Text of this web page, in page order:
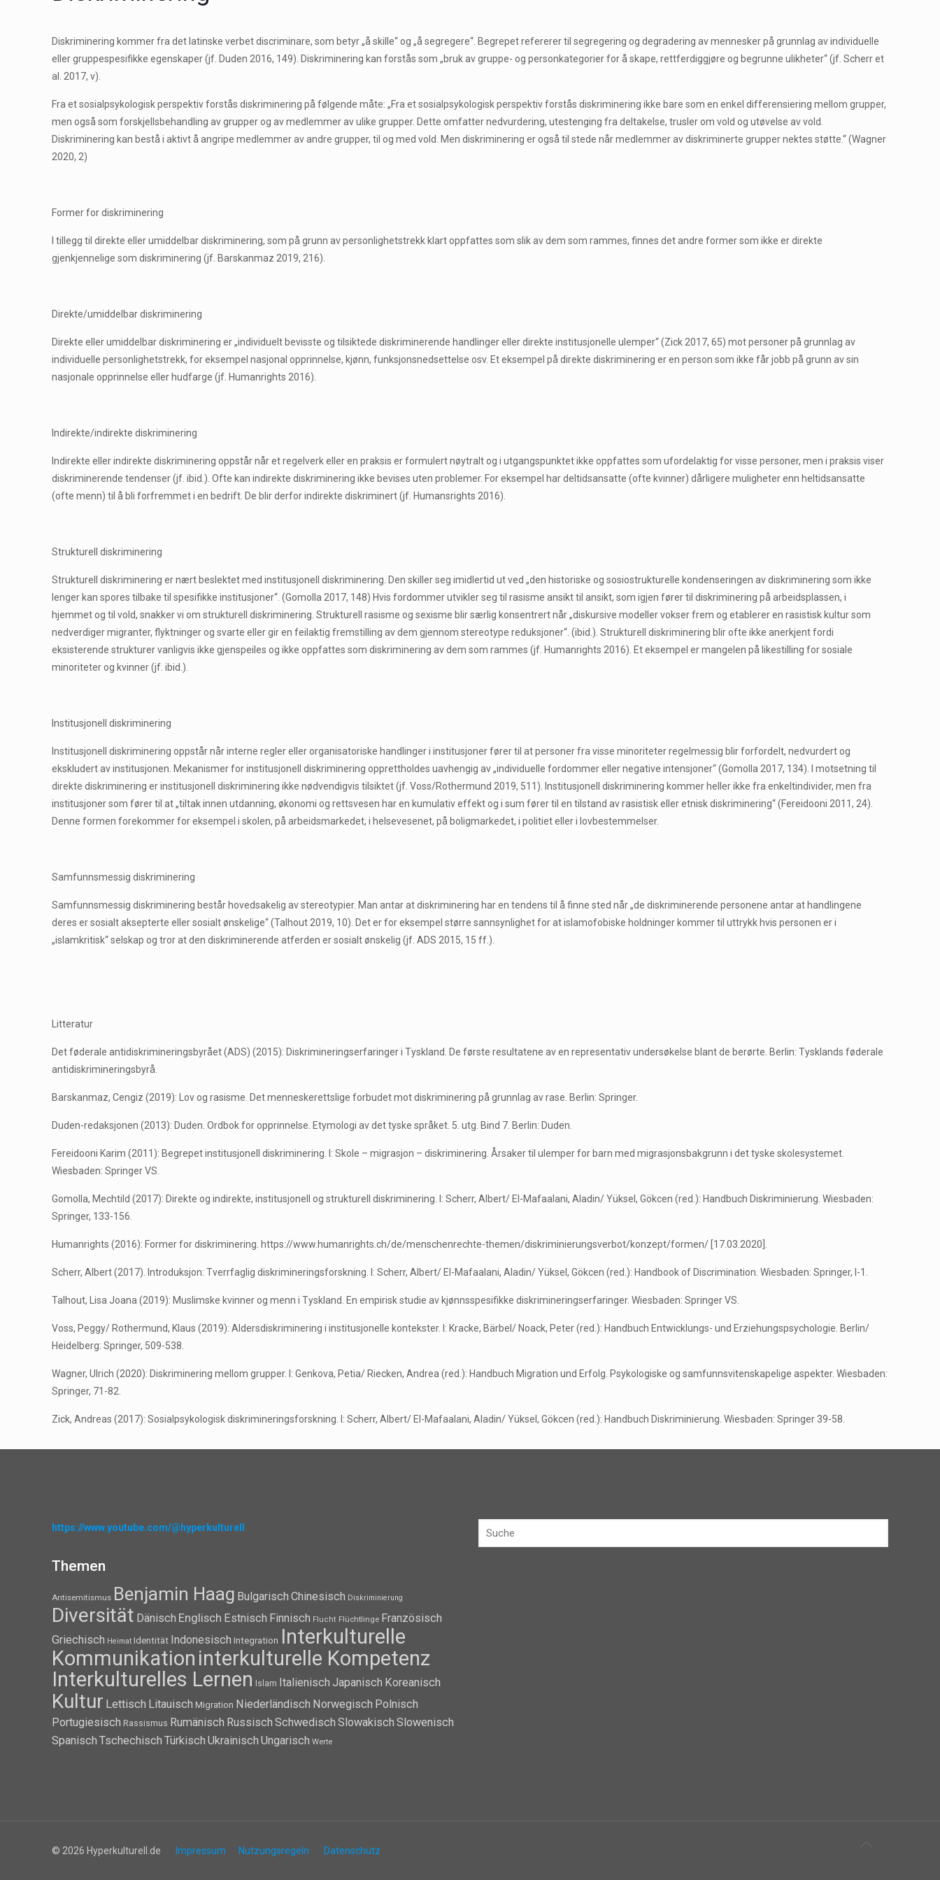
Diskriminering kommer fra det latinske verbet discriminare, som betyr „å skille“ og „å segregere“. Begrepet refererer til segregering og degradering av mennesker på grunnlag av individuelle
eller gruppespesifikke egenskaper (jf. Duden 2016, 149). Diskriminering kan forstås som „bruk av gruppe- og personkategorier for å skape, rettferdiggjøre og begrunne ulikheter“ (jf. Scherr et
al. 2017, v).
Fra et sosialpsykologisk perspektiv forstås diskriminering på følgende måte: „Fra et sosialpsykologisk perspektiv forstås diskriminering ikke bare som en enkel differensiering mellom grupper,
men også som forskjellsbehandling av grupper og av medlemmer av ulike grupper. Dette omfatter nedvurdering, utestenging fra deltakelse, trusler om vold og utøvelse av vold.
Diskriminering kan bestå i aktivt å angripe medlemmer av andre grupper, til og med vold. Men diskriminering er også til stede når medlemmer av diskriminerte grupper nektes støtte.“ (Wagner
2020, 2)
Former for diskriminering
I tillegg til direkte eller umiddelbar diskriminering, som på grunn av personlighetstrekk klart oppfattes som slik av dem som rammes, finnes det andre former som ikke er direkte
gjenkjennelige som diskriminering (jf. Barskanmaz 2019, 216).
Direkte/umiddelbar diskriminering
Direkte eller umiddelbar diskriminering er „individuelt bevisste og tilsiktede diskriminerende handlinger eller direkte institusjonelle ulemper“ (Zick 2017, 65) mot personer på grunnlag av
individuelle personlighetstrekk, for eksempel nasjonal opprinnelse, kjønn, funksjonsnedsettelse osv. Et eksempel på direkte diskriminering er en person som ikke får jobb på grunn av sin
nasjonale opprinnelse eller hudfarge (jf. Humanrights 2016).
Indirekte/indirekte diskriminering
Indirekte eller indirekte diskriminering oppstår når et regelverk eller en praksis er formulert nøytralt og i utgangspunktet ikke oppfattes som ufordelaktig for visse personer, men i praksis viser
diskriminerende tendenser (jf. ibid.). Ofte kan indirekte diskriminering ikke bevises uten problemer. For eksempel har deltidsansatte (ofte kvinner) dårligere muligheter enn heltidsansatte
(ofte menn) til å bli forfremmet i en bedrift. De blir derfor indirekte diskriminert (jf. Humansrights 2016).
Strukturell diskriminering
Strukturell diskriminering er nært beslektet med institusjonell diskriminering. Den skiller seg imidlertid ut ved „den historiske og sosiostrukturelle kondenseringen av diskriminering som ikke
lenger kan spores tilbake til spesifikke institusjoner“. (Gomolla 2017, 148) Hvis fordommer utvikler seg til rasisme ansikt til ansikt, som igjen fører til diskriminering på arbeidsplassen, i
hjemmet og til vold, snakker vi om strukturell diskriminering. Strukturell rasisme og sexisme blir særlig konsentrert når „diskursive modeller vokser frem og etablerer en rasistisk kultur som
nedverdiger migranter, flyktninger og svarte eller gir en feilaktig fremstilling av dem gjennom stereotype reduksjoner“. (ibid.). Strukturell diskriminering blir ofte ikke anerkjent fordi
eksisterende strukturer vanligvis ikke gjenspeiles og ikke oppfattes som diskriminering av dem som rammes (jf. Humanrights 2016). Et eksempel er mangelen på likestilling for sosiale
minoriteter og kvinner (jf. ibid.).
Institusjonell diskriminering
Institusjonell diskriminering oppstår når interne regler eller organisatoriske handlinger i institusjoner fører til at personer fra visse minoriteter regelmessig blir forfordelt, nedvurdert og
ekskludert av institusjonen. Mekanismer for institusjonell diskriminering opprettholdes uavhengig av „individuelle fordommer eller negative intensjoner“ (Gomolla 2017, 134). I motsetning til
direkte diskriminering er institusjonell diskriminering ikke nødvendigvis tilsiktet (jf. Voss/Rothermund 2019, 511). Institusjonell diskriminering kommer heller ikke fra enkeltindivider, men fra
institusjoner som fører til at „tiltak innen utdanning, økonomi og rettsvesen har en kumulativ effekt og i sum fører til en tilstand av rasistisk eller etnisk diskriminering“ (Fereidooni 2011, 24).
Denne formen forekommer for eksempel i skolen, på arbeidsmarkedet, i helsevesenet, på boligmarkedet, i politiet eller i lovbestemmelser.
Samfunnsmessig diskriminering
Samfunnsmessig diskriminering består hovedsakelig av stereotypier. Man antar at diskriminering har en tendens til å finne sted når „de diskriminerende personene antar at handlingene
deres er sosialt aksepterte eller sosialt ønskelige“ (Talhout 2019, 10). Det er for eksempel større sannsynlighet for at islamofobiske holdninger kommer til uttrykk hvis personen er i
„islamkritisk“ selskap og tror at den diskriminerende atferden er sosialt ønskelig (jf. ADS 2015, 15 ff.).
Litteratur
Det føderale antidiskrimineringsbyrået (ADS) (2015): Diskrimineringserfaringer i Tyskland. De første resultatene av en representativ undersøkelse blant de berørte. Berlin: Tysklands føderale
antidiskrimineringsbyrå.
Barskanmaz, Cengiz (2019): Lov og rasisme. Det menneskerettslige forbudet mot diskriminering på grunnlag av rase. Berlin: Springer.
Duden-redaksjonen (2013): Duden. Ordbok for opprinnelse. Etymologi av det tyske språket. 5. utg. Bind 7. Berlin: Duden.
Fereidooni Karim (2011): Begrepet institusjonell diskriminering. I: Skole – migrasjon – diskriminering. Årsaker til ulemper for barn med migrasjonsbakgrunn i det tyske skolesystemet.
Wiesbaden: Springer VS.
Gomolla, Mechtild (2017): Direkte og indirekte, institusjonell og strukturell diskriminering. I: Scherr, Albert/ El-Mafaalani, Aladin/ Yüksel, Gökcen (red.): Handbuch Diskriminierung. Wiesbaden:
Springer, 133-156.
Humanrights (2016): Former for diskriminering. https://www.humanrights.ch/de/menschenrechte-themen/diskriminierungsverbot/konzept/formen/ [17.03.2020].
Scherr, Albert (2017). Introduksjon: Tverrfaglig diskrimineringsforskning. I: Scherr, Albert/ El-Mafaalani, Aladin/ Yüksel, Gökcen (red.): Handbook of Discrimination. Wiesbaden: Springer, I-1.
Talhout, Lisa Joana (2019): Muslimske kvinner og menn i Tyskland. En empirisk studie av kjønnsspesifikke diskrimineringserfaringer. Wiesbaden: Springer VS.
Voss, Peggy/ Rothermund, Klaus (2019): Aldersdiskriminering i institusjonelle kontekster. I: Kracke, Bärbel/ Noack, Peter (red.): Handbuch Entwicklungs- und Erziehungspsychologie. Berlin/
Heidelberg: Springer, 509-538.
Wagner, Ulrich (2020): Diskriminering mellom grupper. I: Genkova, Petia/ Riecken, Andrea (red.): Handbuch Migration und Erfolg. Psykologiske og samfunnsvitenskapelige aspekter. Wiesbaden:
Springer, 71-82.
Zick, Andreas (2017): Sosialpsykologisk diskrimineringsforskning. I: Scherr, Albert/ El-Mafaalani, Aladin/ Yüksel, Gökcen (red.): Handbuch Diskriminierung. Wiesbaden: Springer 39-58.
https://www.youtube.com/@hyperkulturell
Themen
Antisemitismus Benjamin Haag Bulgarisch Chinesisch Diskriminierung
Diversität Dänisch Englisch Estnisch Finnisch Flucht Flüchtlinge Französisch
Griechisch Heimat Identität Indonesisch Integration Interkulturelle
Kommunikation interkulturelle Kompetenz
Interkulturelles Lernen
Islam Italienisch Japanisch Koreanisch
Kultur Lettisch Litauisch Migration Niederländisch Norwegisch Polnisch
Portugiesisch Rassismus Rumänisch Russisch Schwedisch Slowakisch Slowenisch
Spanisch Tschechisch Türkisch Ukrainisch Ungarisch Werte
© 2026 Hyperkulturell.de Impressum Nutzungsregeln Datenschutz